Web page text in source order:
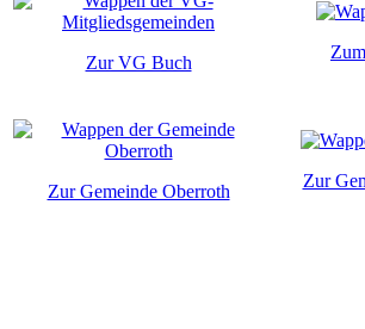
Zur VG Buch
Zur Gemeinde Oberroth
Zur